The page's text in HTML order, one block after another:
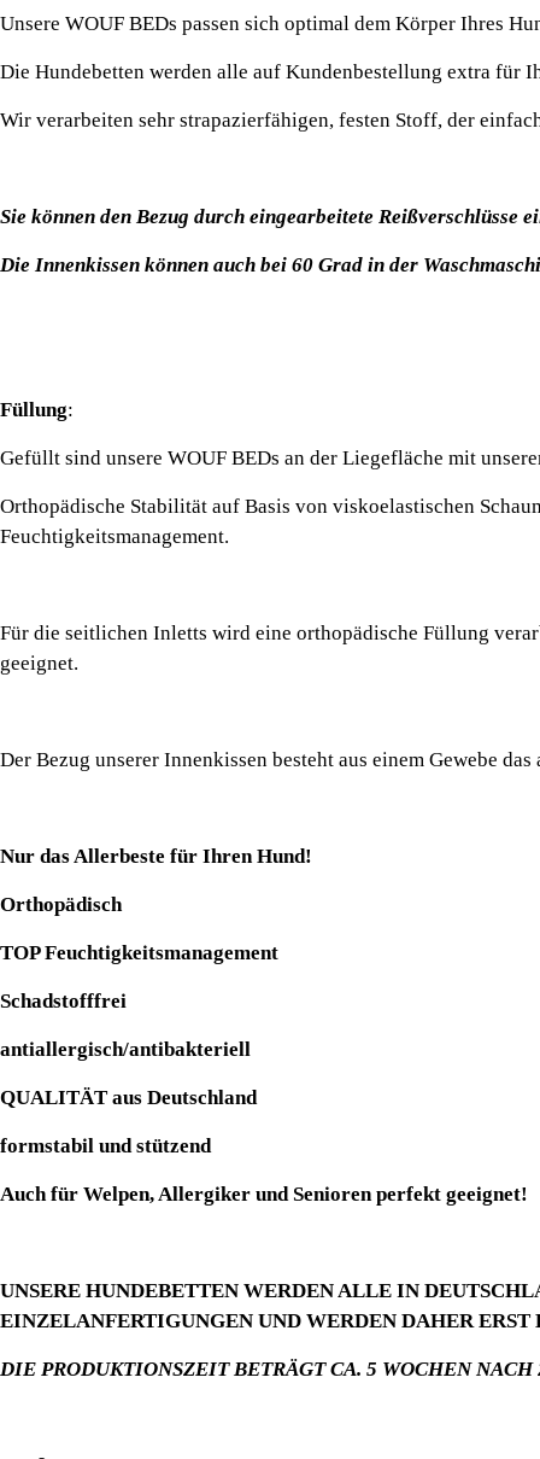
Unsere WOUF BEDs passen sich optimal dem Körper Ihres
Die Hundebetten werden alle auf Kundenbestellung extra für
Wir verarbeiten sehr strapazierfähigen, festen Stoff, der
Sie können den Bezug durch eingearbeitete Reißverschlüsse
Die Innenkissen können auch bei 60 Grad in der
Füllung:
Gefüllt sind unsere WOUF BEDs an der Liegefläche mit
Orthopädische Stabilität auf Basis von viskoelastischen
Feuchtigkeitsmanagement.
Für die seitlichen Inletts wird eine orthopädische Füllung
geeignet.
Der Bezug unserer Innenkissen besteht aus einem Gewebe
Nur das Allerbeste für Ihren Hund!
Orthopädisch
TOP Feuchtigkeitsmanagement
Schadstofffrei
antiallergisch/antibakteriell
QUALITÄT aus Deutschland
formstabil und stützend
Auch für Welpen, Allergiker und Senioren perfekt geeignet!
UNSERE HUNDEBETTEN WERDEN ALLE IN
EINZELANFERTIGUNGEN UND WERDEN DAHER
DIE PRODUKTIONSZEIT BETRÄGT CA. 5 WOCHEN